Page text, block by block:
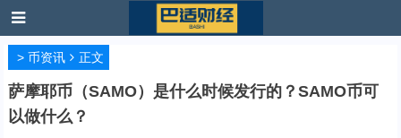
> 币资讯 正文
萨摩耶币（SAMO）是什么时候发行的？SAMO币可
以做什么？